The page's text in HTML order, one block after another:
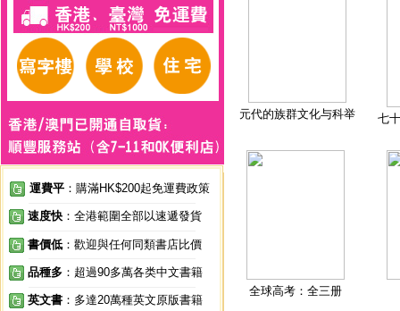
運費平 ：購滿HK$200起免運費政策
速度快 ：全港範圍全部以速遞發貨
書價低 ：歡迎與任何同類書店比價
品種多 ：超過90多萬各类中文書籍
英文書 ：多達20萬種英文原版書籍
元代的族群文化与科举 七
全球高考：全三册